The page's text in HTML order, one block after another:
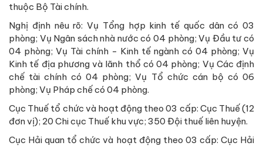
thuộc Bộ Tài chính.
Nghị định nêu rõ: Vụ Tổng hợp kinh tế quốc dân có 03
phòng; Vụ Ngân sách nhà nước có 04 phòng; Vụ Đầu tư có
04 phòng; Vụ Tài chính - Kinh tế ngành có 04 phòng; Vụ
Kinh tế địa phương và lãnh thổ có 04 phòng; Vụ Các định
chế tài chính có 04 phòng; Vụ Tổ chức cán bộ có 06
phòng; Vụ Pháp chế có 04 phòng.
Cục Thuế tổ chức và hoạt động theo 03 cấp: Cục Thuế (12
đơn vị); 20 Chi cục Thuế khu vực; 350 Đội thuế liên huyện.
Cục Hải quan tổ chức và hoạt động theo 03 cấp: Cục Hải